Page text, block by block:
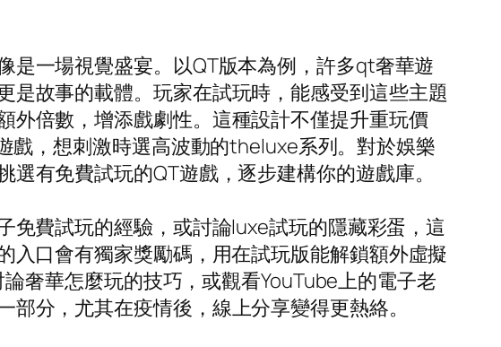
是一場視覺盛宴。以QT版本為例，許多qt奢華遊
故事的載體。玩家在試玩時，能感受到這些主題
外倍數，增添戲劇性。這種設計不僅提升重玩價
戲，想刺激時選高波動的theluxe系列。對於娛樂
有免費試玩的QT遊戲，逐步建構你的遊戲庫。
費試玩的經驗，或討論luxe試玩的隱藏彩蛋，這
口會有獨家獎勵碼，用在試玩版能解鎖額外虛擬
奢華怎麼玩的技巧，或觀看YouTube上的電子老
分，尤其在疫情後，線上分享變得更熱絡。